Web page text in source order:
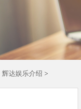
辉达娱乐介绍 >